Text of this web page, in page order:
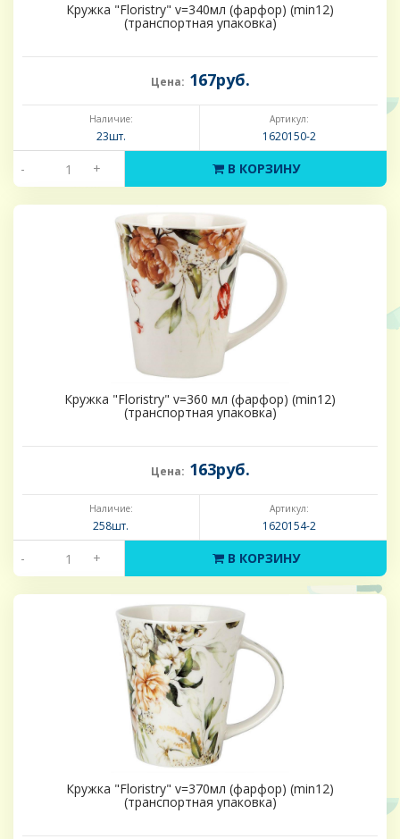
Кружка "Floristry" v=340мл (фарфор) (min12)
(транспортная упаковка)
Цена: 167руб.
Наличие:
23шт.
Артикул:
1620150-2
- + В КОРЗИНУ
Кружка "Floristry" v=360 мл (фарфор) (min12)
(транспортная упаковка)
Цена: 163руб.
Наличие:
258шт.
Артикул:
1620154-2
- + В КОРЗИНУ
Кружка "Floristry" v=370мл (фарфор) (min12)
(транспортная упаковка)